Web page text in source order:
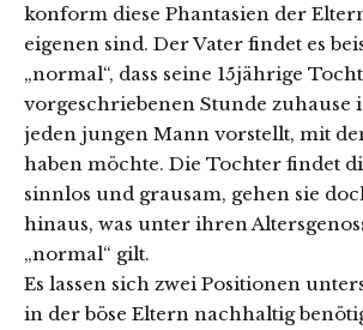
konform diese Phantasien der
eigenen sind. Der Vater findet es
„normal“, dass seine 15jährige
vorgeschriebenen Stunde zuhause
jeden jungen Mann vorstellt, mit
haben möchte. Die Tochter findet
sinnlos und grausam, gehen sie
hinaus, was unter ihren
„normal“ gilt.
Es lassen sich zwei Positionen
in der böse Eltern nachhaltig